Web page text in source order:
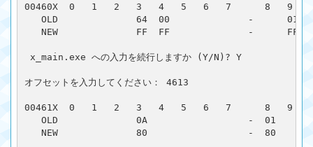
00460X  0   1   2   3   4   5   6   7      8   9
OLD              64  00              -      01
NEW              FF  FF              -      FF
x_main.exe への入力を続行しますか (Y/N)? Y
オフセットを入力してください： 4613
00461X  0   1   2   3   4   5   6   7      8   9
   OLD              0A                  -  01
   NEW              80                  -  80